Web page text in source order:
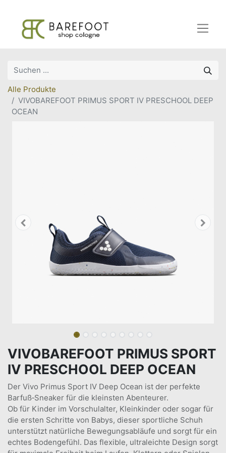
Alle Produkte
VIVOBAREFOOT PRIMUS SPORT IV PRESCHOOL DEEP
OCEAN
VIVOBAREFOOT PRIMUS SPORT
IV PRESCHOOL DEEP OCEAN
Der Vivo Primus Sport IV Deep Ocean ist der perfekte
Barfuß‑Sneaker für die kleinsten Abenteurer.
Ob für Kinder im Vorschulalter, Kleinkinder oder sogar für
die ersten Schritte von Babys, dieser sportliche Schuh
unterstützt natürliche Bewegungsabläufe und sorgt für ein
echtes Bodengefühl. Das flexible, ultraleichte Design sorgt